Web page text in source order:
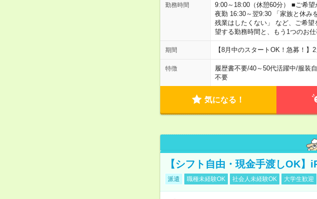
勤務時間
9:00～18:00（休憩60分） ■ご希
夜勤 16:30～翌9:30 「家族と休み
残業はしたくない」 など、ご希
望する勤務時間と、もう1つのお
期間 【8月中のスタートOK！急募！
特徴 履歴書不要/40～50代活躍中/服装
不要
気になる！
【シフト自由・現金手渡しOK
派遣 職種未経験OK 社会人未経験OK 大学生歓迎